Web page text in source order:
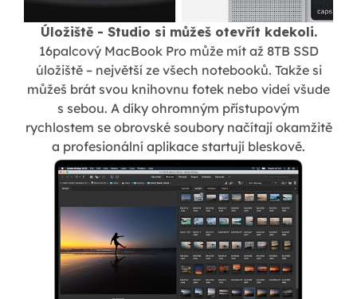
Úložiště - Studio si můžeš otevřít kdekoli.
16palcový MacBook Pro může mít až 8TB SSD
úložiště – největší ze všech notebooků. Takže si
můžeš brát svou knihovnu fotek nebo videí všude
s sebou. A díky ohromným přístupovým
rychlostem se obrovské soubory načítají okamžitě
a profesionální aplikace startují bleskově.